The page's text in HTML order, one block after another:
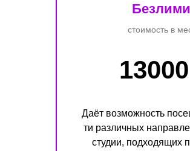
стоимость в
Даёт возможность
ти различных
студии, подходящих